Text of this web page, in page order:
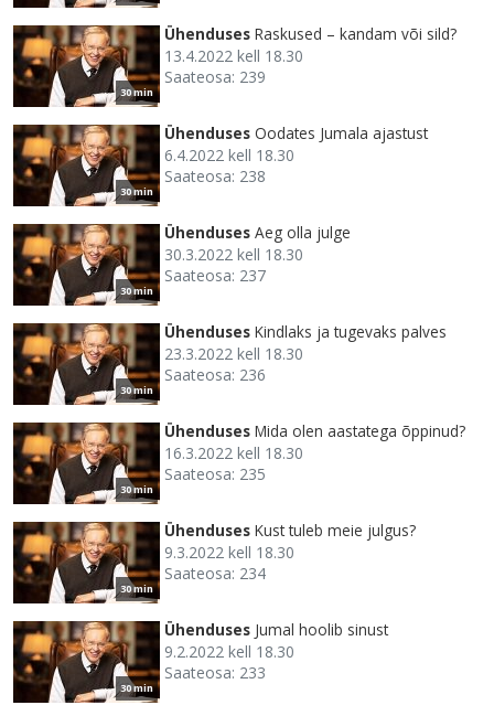
30 min
Ühenduses Raskused – kandam või sild?
13.4.2022 kell 18.30
Saateosa: 239
30 min
Ühenduses Oodates Jumala ajastust
6.4.2022 kell 18.30
Saateosa: 238
30 min
Ühenduses Aeg olla julge
30.3.2022 kell 18.30
Saateosa: 237
30 min
Ühenduses Kindlaks ja tugevaks palves
23.3.2022 kell 18.30
Saateosa: 236
30 min
Ühenduses Mida olen aastatega õppinud?
16.3.2022 kell 18.30
Saateosa: 235
30 min
Ühenduses Kust tuleb meie julgus?
9.3.2022 kell 18.30
Saateosa: 234
30 min
Ühenduses Jumal hoolib sinust
9.2.2022 kell 18.30
Saateosa: 233